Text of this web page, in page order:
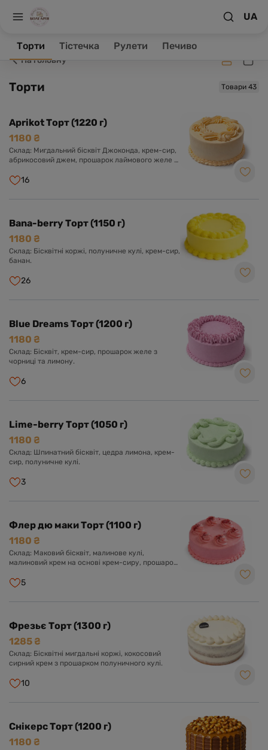
UA
Торти Тістечка Рулети Печиво
Заклад зачинено, ваше замовлення буде оброблене в
На головну
Торти Товари 43
Aprikot Торт (1220 г)
1180 ₴
Склад: Мигдальний бісквіт Джоконда, крем-сир,
абрикосовий джем, прошарок лаймового желе з
16
Bana-berry Торт (1150 г)
1180 ₴
Склад: Бісквітні коржі, полуничне кулі, крем-сир,
банан.
26
Blue Dreams Торт (1200 г)
1180 ₴
Склад: Бісквіт, крем-сир, прошарок желе з
чорниці та лимону.
6
Lime-berry Торт (1050 г)
1180 ₴
Склад: Шпинатний бісквіт, цедра лимона, крем-
сир, полуничне кулі.
3
Флер дю маки Торт (1100 г)
1180 ₴
Склад: Маковий бісквіт, малинове кулі,
малиновий крем на основі крем-сиру, прошарок
5
Фрезьє Торт (1300 г)
1285 ₴
Склад: Бісквітні мигдальні коржі, кокосовий
сирний крем з прошарком полуничного кулі.
10
Снікерс Торт (1200 г)
1180 ₴